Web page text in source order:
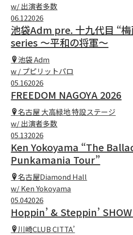
w/ 出演者多数
06.122026
池袋Adm pre. 十九代目 “
series 〜平和の将軍〜
池袋 Adm
w / プピリットパロ
05.162026
FREEDOM NAGOYA 2026
名古屋 大高緑地 特設ステージ
w/ 出演者多数
05.132026
Ken Yokoyama “The
Punkamania Tour”
名古屋Diamond Hall
w/ Ken Yokoyama
05.042026
Hoppin’ & Steppin’
川崎CLUB CITTA’